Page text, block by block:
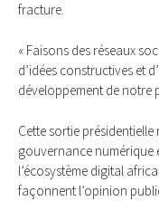
fracture.
« Faisons des réseaux
d’idées constructives et
développement de notre
Cette sortie
gouvernance numérique
l’écosystème digital
façonnent l’opinion